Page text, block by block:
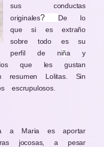
sus conductas
originales?
De lo
que si es extraño
sobre todo es su
perfil de niña y
que les gustan
resumen Lolitas. Sin
escrupulosos.
a Maria es aportar
jocosas, a pesar